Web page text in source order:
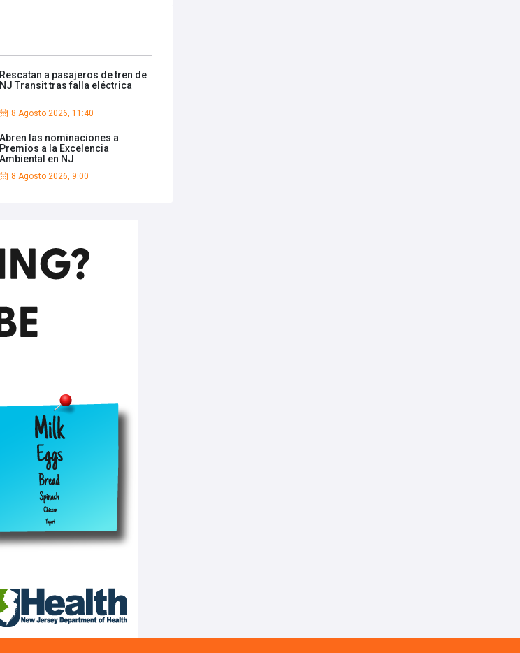
Rescatan a pasajeros de tren de
NJ Transit tras falla eléctrica
8 Agosto 2026, 11:40
Abren las nominaciones a
Premios a la Excelencia
Ambiental en NJ
8 Agosto 2026, 9:00